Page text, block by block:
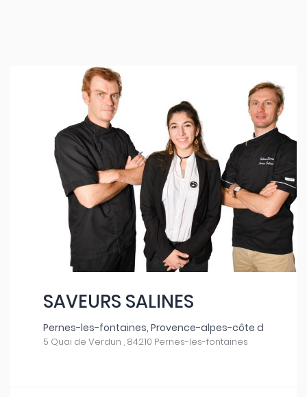
SAVEURS SALINES
Pernes-les-fontaines, Provence-alpes-côte d
5 Quai de Verdun , 84210 Pernes-les-fontaines